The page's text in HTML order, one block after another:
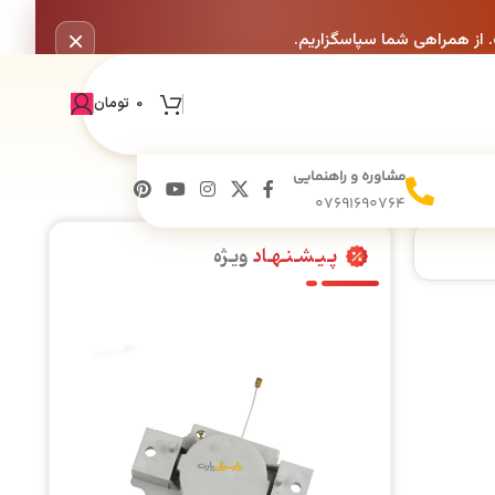
از همراهی شما سپاسگزاریم. ×
0 تومان
مشاوره و راهنمایی
07691690764
پـیـشـنـهـادویـژه